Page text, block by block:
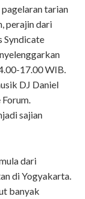
tarian
perajin dari
Syndicate
17.00 WIB.
DJ Daniel
sajian
dari
di Yogyakarta.
banyak